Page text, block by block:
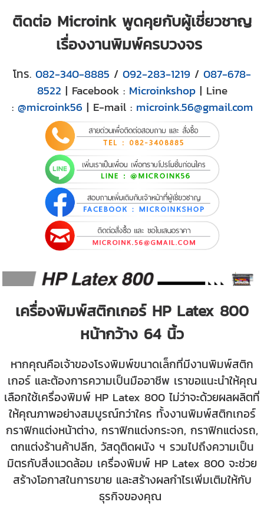
ติดต่อ Microink พูดคุยกับผู้เชี่ยวชาญ
เรื่องงานพิมพ์ครบวงจร
โทร. 082-340-8885 / 092-283-1219 / 087-678-
8522 | Facebook : Microinkshop| Line
: @microink56 | E-mail : microink.56@gmail.com
เครื่องพิมพ์สติกเกอร์ HP Latex 800
หน้ากว้าง 64 นิ้ว
หากคุณคือเจ้าของโรงพิมพ์ขนาดเล็กที่มีงานพิมพ์สติก
เกอร์ และต้องการความเป็นมืออาชีพ เราขอแนะนำให้คุณ
เลือกใช้เครื่องพิมพ์ HP Latex 800 ไม่ว่าจะด้วยผลผลิตที่
ให้คุณภาพอย่างสมบูรณ์กว่าใคร ทั้งงานพิมพ์สติกเกอร์
กราฟิกแต่งหน้าต่าง, กราฟิกแต่งกระจก, กราฟิกแต่งรถ,
ตกแต่งร้านค้าปลีก, วัสดุติดผนัง ฯ รวมไปถึงความเป็น
มิตรกับสิ่งแวดล้อม เครื่องพิมพ์ HP Latex 800 จะช่วย
สร้างโอกาสในการขาย และสร้างผลกำไรเพิ่มเติมให้กับ
ธุรกิจของคุณ